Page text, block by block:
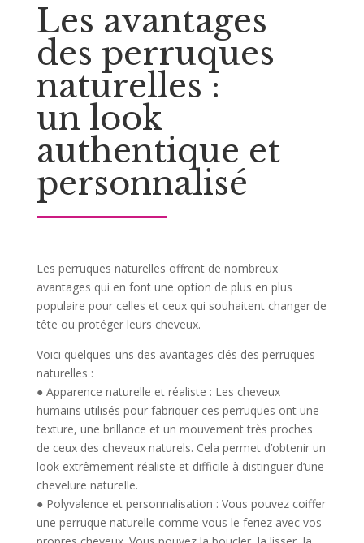
Les avantages
des perruques
naturelles :
un look
authentique et
personnalisé
Les perruques naturelles offrent de nombreux
avantages qui en font une option de plus en plus
populaire pour celles et ceux qui souhaitent changer de
tête ou protéger leurs cheveux.
Voici quelques-uns des avantages clés des perruques
naturelles :
● Apparence naturelle et réaliste : Les cheveux
humains utilisés pour fabriquer ces perruques ont une
texture, une brillance et un mouvement très proches
de ceux des cheveux naturels. Cela permet d’obtenir un
look extrêmement réaliste et difficile à distinguer d’une
chevelure naturelle.
● Polyvalence et personnalisation : Vous pouvez coiffer
une perruque naturelle comme vous le feriez avec vos